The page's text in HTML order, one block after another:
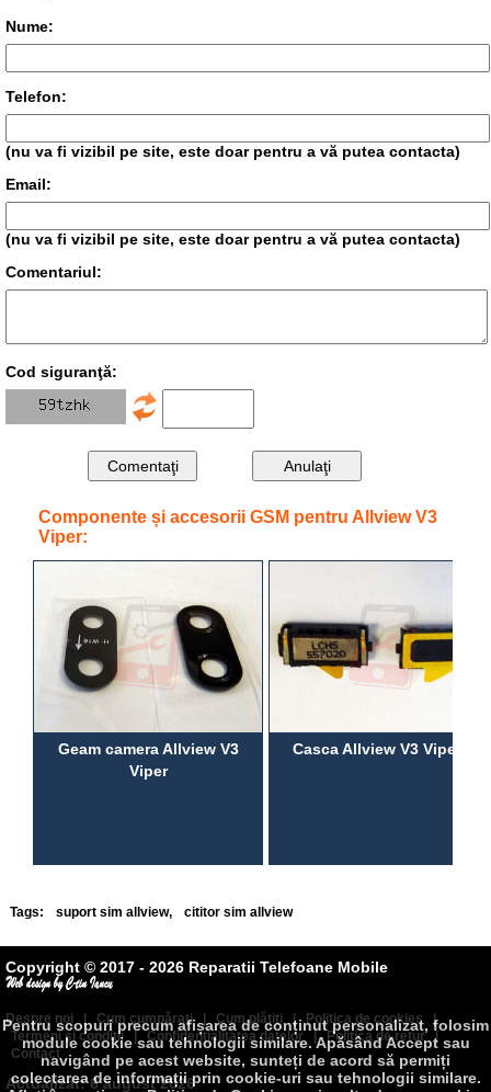
Nume:
Telefon:
(nu va fi vizibil pe site, este doar pentru a vă putea contacta)
Email:
(nu va fi vizibil pe site, este doar pentru a vă putea contacta)
Comentariul:
Cod siguranţă:
Componente și accesorii GSM pentru Allview V3
Viper:
Geam camera Allview V3
Viper
Casca Allview V3 Viper A
Tags: suport sim allview, cititor sim allview
Copyright © 2017 - 2026 Reparatii Telefoane Mobile
Despre noi Cum cumpăraţi Cum plătiţi | Politica de cookies
|
Termeni şi condiţii
Confidenţialitatea datelor Politica de retur
|
Contact
Actualizat: 6 august 2026
Pentru scopuri precum afișarea de conținut personalizat, folosim
module cookie sau tehnologii similare. Apăsând Accept sau
navigând pe acest website, sunteți de acord să permiți
colectarea de informații prin cookie-uri sau tehnologii similare.